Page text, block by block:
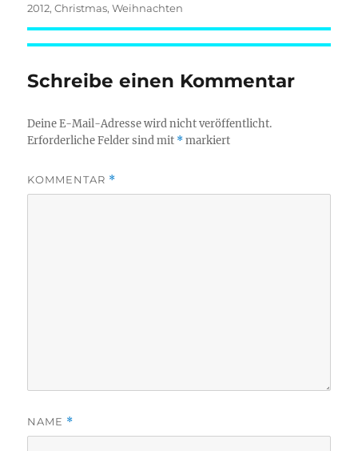
am
2012,Christmas,Weihnachten
Schreibe einen Kommentar
Deine E-Mail-Adresse wird nicht veröffentlicht.
Erforderliche Felder sind mit *markiert
KOMMENTAR *
NAME *